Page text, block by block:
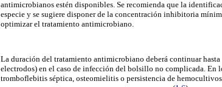
antimicrobianos estén disponibles. Se recomienda que la
especie y se sugiere disponer de la concentración inhibitoria
optimizar el tratamiento antimicrobiano.
La duración del tratamiento antimicrobiano deberá continuar
electrodos) en el caso de infección del bolsillo no complicada. En
tromboflebitis séptica, osteomielitis o persistencia de